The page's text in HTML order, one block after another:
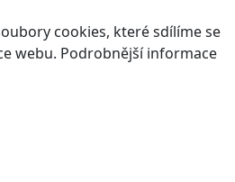
cookies, které sdílíme se
webu. Podrobnější informace